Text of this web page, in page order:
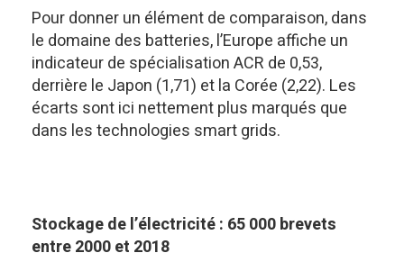
Pour donner un élément de comparaison, dans
le domaine des batteries, l’Europe affiche un
indicateur de spécialisation ACR de 0,53,
derrière le Japon (1,71) et la Corée (2,22). Les
écarts sont ici nettement plus marqués que
dans les technologies smart grids.
Stockage de l’électricité : 65 000 brevets
entre 2000 et 2018